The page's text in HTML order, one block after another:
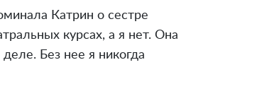
Катрин о сестре
курсах, а я нет. Она
Без нее я никогда